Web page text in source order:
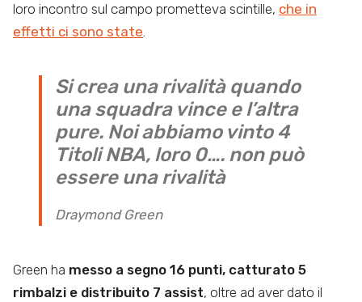
loro incontro sul campo prometteva scintille, che in
effetti ci sono state.
Si crea una rivalità quando
una squadra vince e l’altra
pure. Noi abbiamo vinto 4
Titoli NBA, loro 0…. non può
essere una rivalità
Draymond Green
Green ha messo a segno 16 punti, catturato 5
rimbalzi e distribuito 7 assist, oltre ad aver dato il